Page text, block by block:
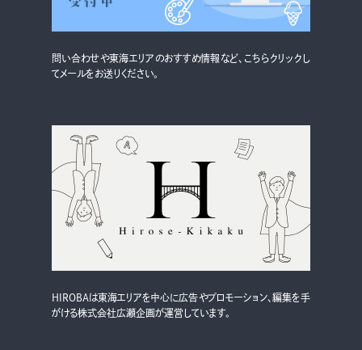
問い合わせや東海エリアのおすすめ情報など、こちらクリックし
てメールをお送りください。
HIROBAは東海エリアを中心に広告やプロモーション、編集を手
がける株式会社広瀬企画が運営しています。